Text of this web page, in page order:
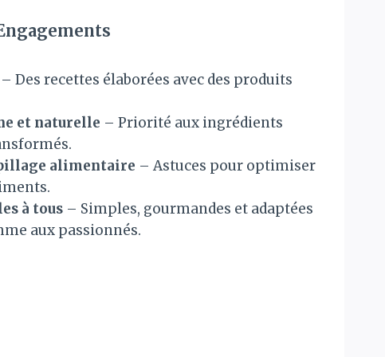
– Des recettes élaborées avec des produits
et naturelle – Priorité aux ingrédients
alimentaire – Astuces pour optimiser
à tous – Simples, gourmandes et adaptées
aux passionnés.